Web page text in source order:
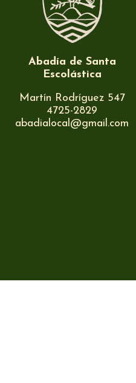
Abadía de Santa
Escolástica
Martín Rodríguez 547
4725-2829
abadialocal@gmail.com